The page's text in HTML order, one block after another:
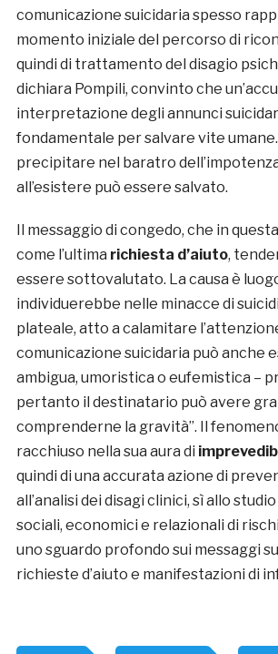
comunicazione suicidaria spesso
momento iniziale del percorso di
quindi di trattamento del disagio
dichiara Pompili, convinto che
interpretazione degli annunci
fondamentale per salvare vite
precipitare nel baratro
all’esistere può essere salvato.
Il messaggio di congedo, che in
come l’ultima richiesta d’aiuto,
essere sottovalutato. La causa è
individuerebbe nelle minacce di
plateale, atto a calamitare
comunicazione suicidaria può anche
ambigua, umoristica o eufemistica –
pertanto il destinatario può avere
comprenderne la gravità”. Il
racchiuso nella sua aura di
quindi di una accurata azione di
all’analisi dei disagi clinici, sì allo
sociali, economici e relazionali di
uno sguardo profondo sui messaggi
richieste d’aiuto e manifestazioni di